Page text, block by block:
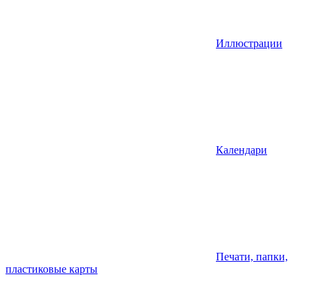
Иллюстрации
Календари
Печати, папки,
пластиковые карты